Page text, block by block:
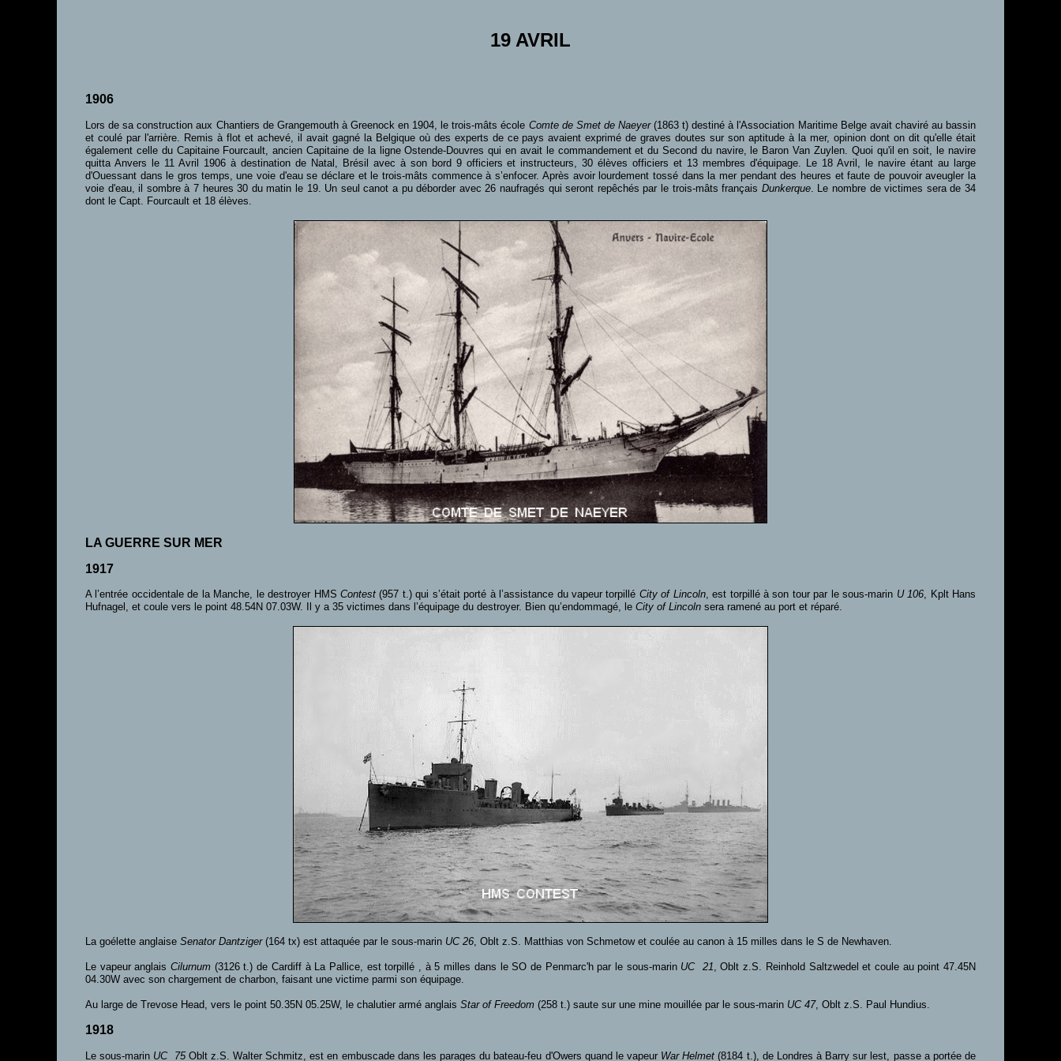
19 AVRIL
1906
Lors de sa construction aux Chantiers de Grangemouth à Greenock en 1904, le trois-mâts école Comte de Smet de Naeyer(1863 t) destiné à l'Association Maritime Belge avait chaviré au bassin
et coulé par l'arrière. Remis à flot et achevé, il avait gagné la Belgique où des experts de ce pays avaient exprimé de graves doutes sur son aptitude à la mer, opinion dont on dit qu'elle était
également celle du Capitaine Fourcault, ancien Capitaine de la ligne Ostende-Douvres qui en avait le commandement et du Second du navire, le Baron Van Zuylen. Quoi qu'il en soit, le navire
quitta Anvers le 11 Avril 1906 à destination de Natal, Brésil avec à son bord 9 officiers et instructeurs, 30 élèves officiers et 13 membres d'équipage. Le 18 Avril, le navire étant au large
d'Ouessant dans le gros temps, une voie d'eau se déclare et le trois-mâts commence à s’enfocer. Après avoir lourdement tossé dans la mer pendant des heures et faute de pouvoir aveugler la
voie d'eau, il sombre à 7 heures 30 du matin le 19. Un seul canot a pu déborder avec 26 naufragés qui seront repêchés par le trois-mâts français Dunkerque. Le nombre de victimes sera de 34
dont le Capt. Fourcault et 18 élèves.
LA GUERRE SUR MER
1917
A l’entrée occidentale de la Manche, le destroyer HMS Contest(957 t.) qui s’était porté à l’assistance du vapeur torpillé City of Lincoln, est torpillé à son tour par le sous-marin U 106, Kplt Hans
Hufnagel, et coule vers le point 48.54N 07.03W. Il y a 35 victimes dans l’équipage du destroyer. Bien qu’endommagé, le City of Lincoln sera ramené au port et réparé.
La goélette anglaise Senator Dantziger(164 tx) est attaquée par le sous-marin UC 26, Oblt z.S. Matthias von Schmetow et coulée au canon à 15 milles dans le S de Newhaven.
Le vapeur anglaisCilurnum (3126 t.) de Cardiff à La Pallice, est torpillé , à 5 milles dans le SO de Penmarc'h par le sous-marinUC 21, Oblt z.S. Reinhold Saltzwedel et coule au point 47.45N
04.30W avec son chargement de charbon, faisant une victime parmi son équipage.
Au large de Trevose Head, vers le point 50.35N 05.25W, le chalutier armé anglais Star of Freedom (258 t.) saute sur une mine mouillée par le sous-marin UC 47, Oblt z.S. Paul Hundius.
1918
Le sous-marin UC 75Oblt z.S. Walter Schmitz, est en embuscade dans les parages du bateau-feu d'Owers quand le vapeur War Helmet(8184 t.), de Londres à Barry sur lest, passe a portée de